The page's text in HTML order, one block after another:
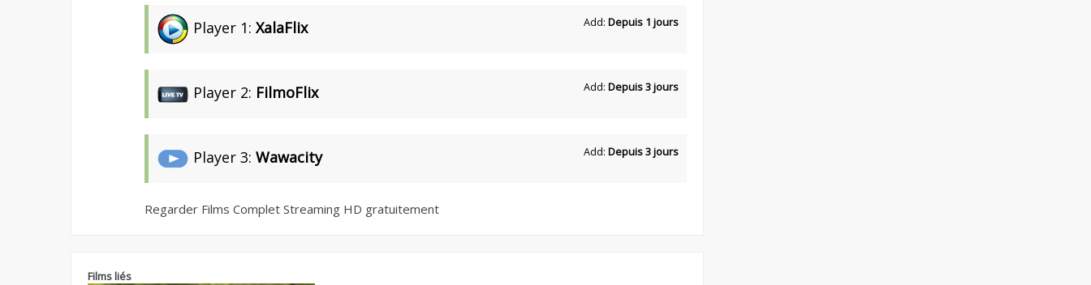
Player 1: XalaFlix Add: Depuis 1 jours
Player 2: FilmoFlix Add: Depuis 3 jours
Player 3: Wawacity Add: Depuis 3 jours
Regarder Films Complet Streaming HD gratuitement
Films liés